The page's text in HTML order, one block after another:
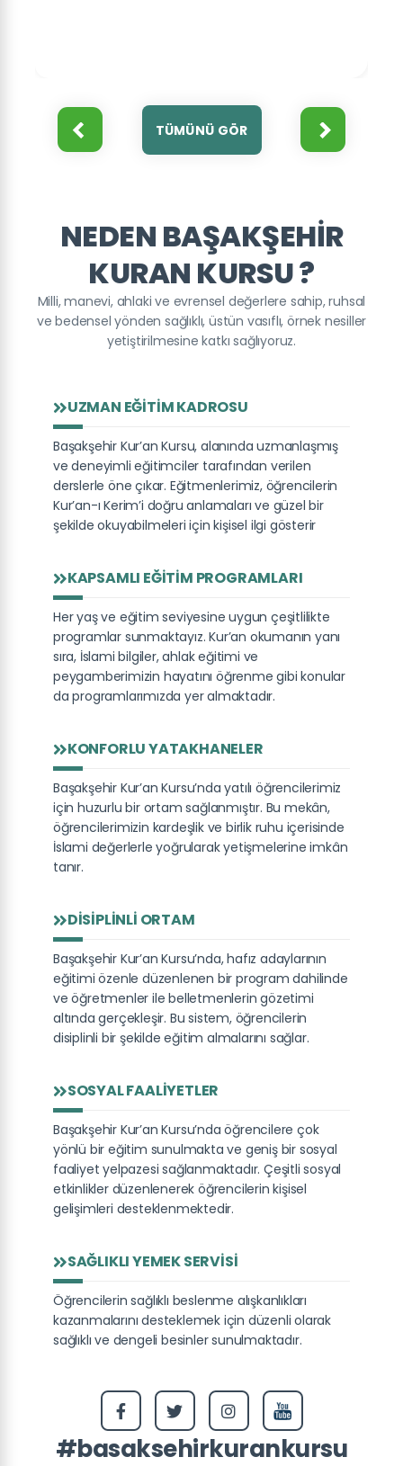
TÜMÜNÜ GÖR
NEDEN BAŞAKŞEHIR
KURAN KURSU ?
Milli, manevi, ahlaki ve evrensel değerlere sahip, ruhsal
ve bedensel yönden sağlıklı, üstün vasıflı, örnek nesiller
yetiştirilmesine katkı sağlıyoruz.
UZMAN EĞITIM KADROSU
Başakşehir Kur’an Kursu, alanında uzmanlaşmış
ve deneyimli eğitimciler tarafından verilen
derslerle öne çıkar. Eğitmenlerimiz, öğrencilerin
Kur’an-ı Kerim’i doğru anlamaları ve güzel bir
şekilde okuyabilmeleri için kişisel ilgi gösterir
KAPSAMLI EĞITIM PROGRAMLARI
Her yaş ve eğitim seviyesine uygun çeşitlilikte
programlar sunmaktayız. Kur’an okumanın yanı
sıra, İslami bilgiler, ahlak eğitimi ve
peygamberimizin hayatını öğrenme gibi konular
da programlarımızda yer almaktadır.
KONFORLU YATAKHANELER
Başakşehir Kur’an Kursu’nda yatılı öğrencilerimiz
için huzurlu bir ortam sağlanmıştır. Bu mekân,
öğrencilerimizin kardeşlik ve birlik ruhu içerisinde
İslami değerlerle yoğrularak yetişmelerine imkân
tanır.
DISIPLINLI ORTAM
Başakşehir Kur’an Kursu’nda, hafız adaylarının
eğitimi özenle düzenlenen bir program dahilinde
ve öğretmenler ile belletmenlerin gözetimi
altında gerçekleşir. Bu sistem, öğrencilerin
disiplinli bir şekilde eğitim almalarını sağlar.
SOSYAL FAALIYETLER
Başakşehir Kur’an Kursu’nda öğrencilere çok
yönlü bir eğitim sunulmakta ve geniş bir sosyal
faaliyet yelpazesi sağlanmaktadır. Çeşitli sosyal
etkinlikler düzenlenerek öğrencilerin kişisel
gelişimleri desteklenmektedir.
SAĞLIKLI YEMEK SERVISI
Öğrencilerin sağlıklı beslenme alışkanlıkları
kazanmalarını desteklemek için düzenli olarak
sağlıklı ve dengeli besinler sunulmaktadır.
#basaksehirkurankursu